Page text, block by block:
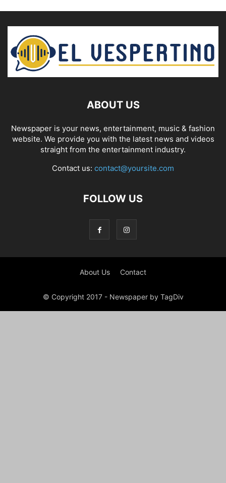
ABOUT US
Newspaper is your news, entertainment, music & fashion
website. We provide you with the latest news and videos
straight from the entertainment industry.
Contact us: contact@yoursite.com
FOLLOW US
About Us Contact
© Copyright 2017 - Newspaper by TagDiv